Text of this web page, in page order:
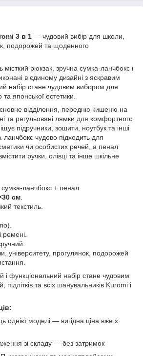
3 в 1 — чудовий вибір для школи,
подорожей та щоденного
місткий рюкзак, зручна сумка-ланчбокс і
в єдиному дизайні з яскравим
набір стане чудовим вибором для
японської естетики.
відділення, передню кишеню на
та регульовані лямки для комфортного
підручники, зошити, ноутбук та інші
ланчбокс чудово підходить для
чи особистих речей, а пенал
ручки, олівці та інше шкільне
ланчбокс + пенал.
см
текстиль.
ремені.
університету, прогулянок, подорожей
і функціональний набір стане чудовим
та всіх шанувальників Kuromi і
однієї моделі — вигідна ціна вже з
зі складу — без затримок